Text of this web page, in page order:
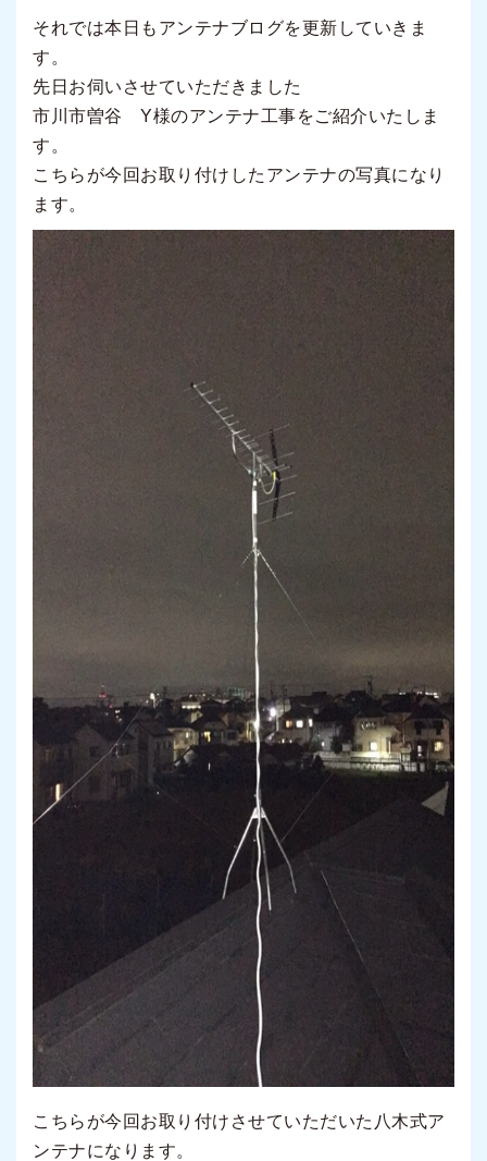
それでは本日もアンテナブログを更新していきま
す。
先日お伺いさせていただきました
市川市曽谷 Y様のアンテナ工事をご紹介いたしま
す。
こちらが今回お取り付けしたアンテナの写真になり
ます。
こちらが今回お取り付けさせていただいた八木式ア
ンテナになります。